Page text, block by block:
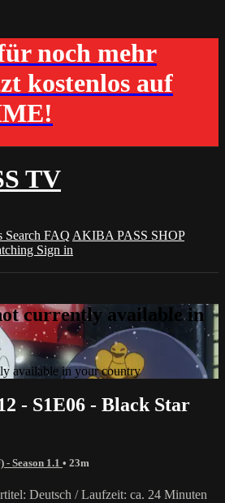
noch mehr
kostenlos auf
TV
Search FAQ AKIBA PASS SHOP
Sign in
currently available in
available in your country
- S1E06 - Black Star
Season 1.1 • 23m
Deutsch / Laufzeit: ca. 24 Minuten